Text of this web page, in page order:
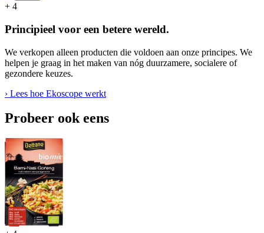
+ 4
Principieel voor een betere wereld.
We verkopen alleen producten die voldoen aan onze principes. We
helpen je graag in het maken van nóg duurzamere, socialere of
gezondere keuzes.
› Lees hoe Ekoscope werkt
Probeer ook eens